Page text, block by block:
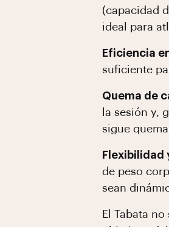
(capacidad
ideal para
Eficiencia
suficiente
Quema de
la sesión y,
sigue
Flexibilidad
de peso
sean
El Tabata